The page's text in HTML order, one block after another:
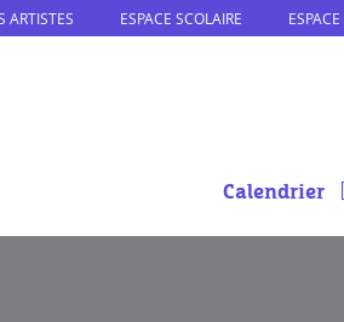
ARTISTES ESPACE SCOLAIRE
Calendrier